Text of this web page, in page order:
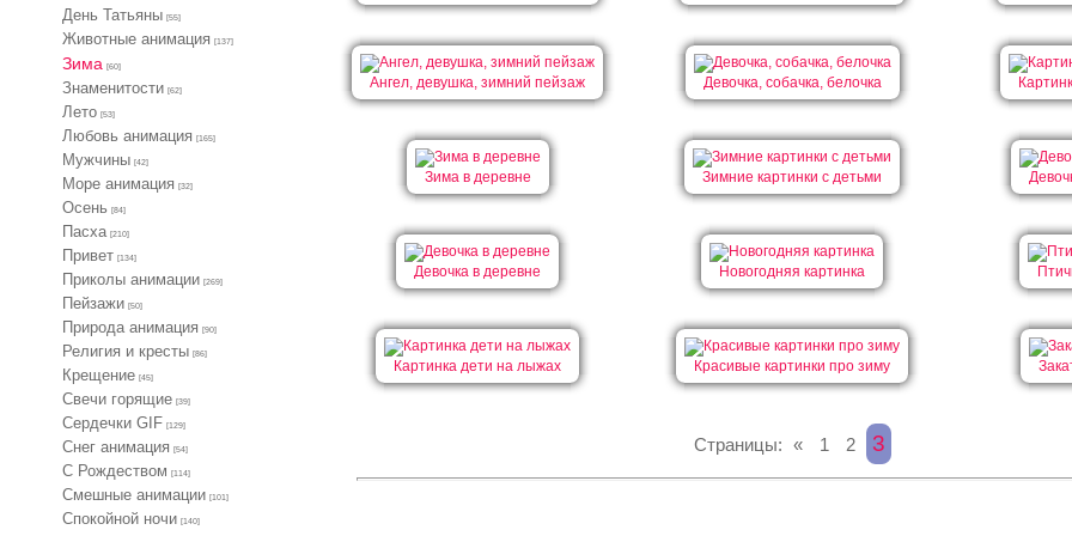
День Татьяны [55]
Животные анимация [137]
Зима [60]
Знаменитости [62]
Лето [53]
Любовь анимация [165]
Мужчины [42]
Море анимация [32]
Осень [84]
Пасха [210]
Привет [134]
Приколы анимации [269]
Пейзажи [50]
Природа анимация [90]
Религия и кресты [86]
Крещение [45]
Свечи горящие [39]
Сердечки GIF [129]
Снег анимация [54]
С Рождеством [114]
Смешные анимации [101]
Спокойной ночи [140]
Ангел, девушка, зимний пейзаж Девочка, собачка, белочка
Зима в деревне Зимние картинки с детьми
Девочка в деревне Новогодняя картинка
Картинка дети на лыжах Красивые картинки про зиму
Страницы: « 1 2 3